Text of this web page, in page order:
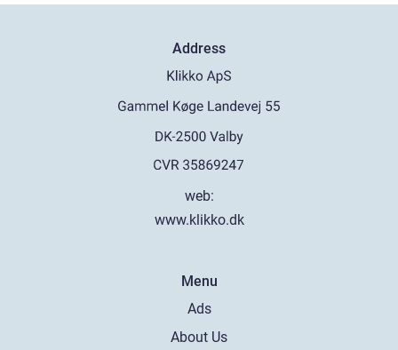
Address
web:
www.klikko.dk
Menu
Ads
About Us